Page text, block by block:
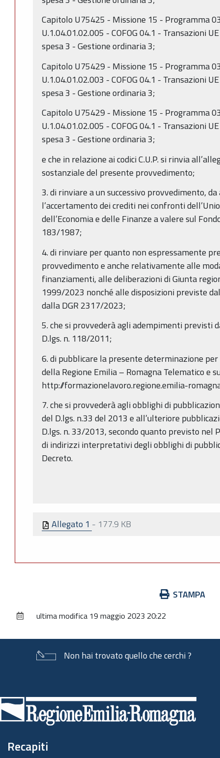
Capitolo U75425 - Missione 15 - Programma
U.1.04.01.02.005 - COFOG 04.1 - Transazioni
spesa 3 - Gestione ordinaria 3;
Capitolo U75429 - Missione 15 - Programma
U.1.04.01.02.003 - COFOG 04.1 - Transazioni
spesa 3 - Gestione ordinaria 3;
Capitolo U75429 - Missione 15 - Programma
U.1.04.01.02.005 - COFOG 04.1 - Transazioni
spesa 3 - Gestione ordinaria 3;
e che in relazione ai codici C.U.P. si rinvia
sostanziale del presente provvedimento;
3. di rinviare a un successivo provvedimento,
l’accertamento dei crediti nei confronti
dell’Economia e delle Finanze a valere sul
183/1987;
4. di rinviare per quanto non espressamente
provvedimento e anche relativamente alle
finanziamenti, alle deliberazioni di Giunta
1999/2023 nonché alle disposizioni previste
dalla DGR 2317/2023;
5. che si provvederà agli adempimenti previsti
D.lgs. n. 118/2011;
6. di pubblicare la presente determinazione
della Regione Emilia – Romagna Telematico e
http://formazionelavoro.regione.emilia-
7. che si provvederà agli obblighi di
del D.lgs. n.33 del 2013 e all’ulteriore
D.lgs. n. 33/2013, secondo quanto previsto
di indirizzi interpretativi degli obblighi di
Decreto.
Allegato 1 - 177.9 KB
documento
STAMPA
ultima modifica 19 maggio 2023 20:22
Non hai trovato quello che cerchi ?
di
pagina
Recapiti